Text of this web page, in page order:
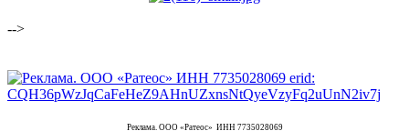
-->
Реклама. ООО «Ратеос» ИНН 7735028069